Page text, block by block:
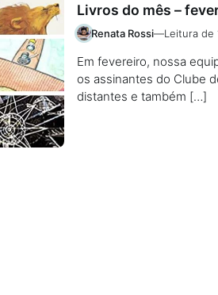
Livros do mês –
Renata Rossi—Leitura de
Em fevereiro, nossa
os assinantes do Clube
distantes e também […]